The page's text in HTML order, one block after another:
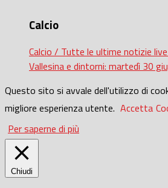
Calcio
Calcio / Tutte le ultime notizie
Vallesina e dintorni: martedì 30
Questo sito si avvale dell'utilizzo di
migliore esperienza utente. Accetta
Per saperne di più
Chiudi